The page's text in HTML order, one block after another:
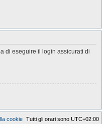
di eseguire il login assicurati di
Tutti gli orari sono UTC+02:00
cookie